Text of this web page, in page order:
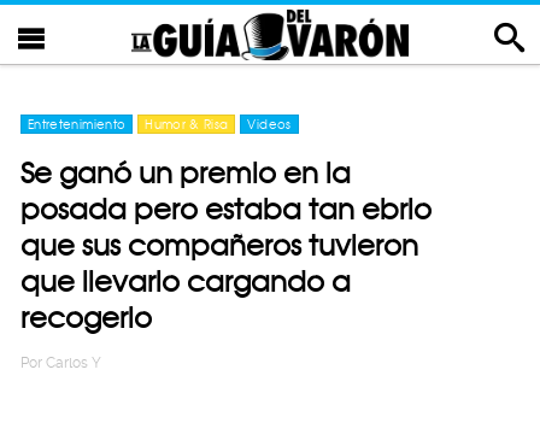
Entretenimiento Humor & Risa Videos
Se ganó un premio en la
posada pero estaba tan ebrio
que sus compañeros tuvieron
que llevarlo cargando a
recogerlo
Por Carlos Y